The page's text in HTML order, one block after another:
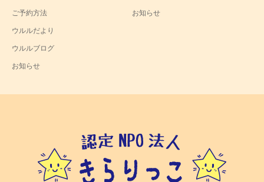
ご予約方法
ウルルだより
ウルルブログ
お知らせ
お知らせ